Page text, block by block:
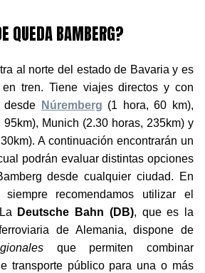
QUEDA BAMBERG?
al norte del estado de Bavaria y es
tren. Tiene viajes directos y con
desde
Núremberg (1 hora, 60 km),
95km), Munich (2.30 horas, 235km) y
A continuación encontrarán un
podrán evaluar distintas opciones
desde cualquier ciudad. En
siempre recomendamos utilizar el
Deutsche Bahn (DB), que es la
de Alemania, dispone de
que permiten combinar
transporte público para una o más